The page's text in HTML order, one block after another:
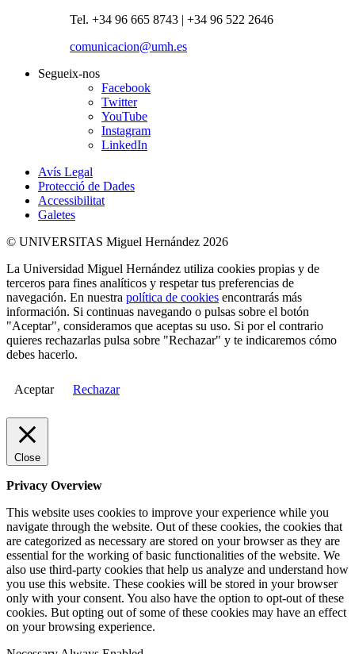
Tel. +34 96 665 8743 | +34 96 522 2646
comunicacion@umh.es
Segueix-nos
Facebook
Twitter
YouTube
Instagram
LinkedIn
Avís Legal
Protecció de Dades
Accessibilitat
Galetes
© UNIVERSITAS Miguel Hernández 2026
La Universidad Miguel Hernández utiliza cookies propias y de
terceros para fines analíticos y respetar tus preferencias de
navegación. En nuestra política de cookies encontrarás más
información. Si continuas navegando o pulsas sobre el botón
"Aceptar", consideramos que aceptas su uso. Si por el contrario
quieres rechazarlas pulsa sobre "Rechazar" y te indicaremos cómo
debes hacerlo.
Aceptar Rechazar
Close
Privacy Overview
This website uses cookies to improve your experience while you
navigate through the website. Out of these cookies, the cookies that
are categorized as necessary are stored on your browser as they are
essential for the working of basic functionalities of the website. We
also use third-party cookies that help us analyze and understand how
you use this website. These cookies will be stored in your browser
only with your consent. You also have the option to opt-out of these
cookies. But opting out of some of these cookies may have an effect
on your browsing experience.